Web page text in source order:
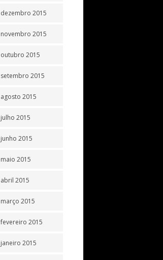
dezembro 2015
novembro 2015
outubro 2015
setembro 2015
agosto 2015
julho 2015
junho 2015
maio 2015
abril 2015
março 2015
fevereiro 2015
janeiro 2015